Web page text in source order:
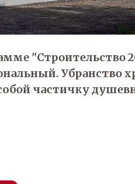
"Строительство
Убранство
частичку